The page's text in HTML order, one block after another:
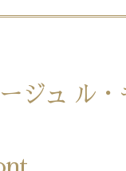
ジュ ル・